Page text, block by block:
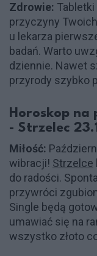
Zdrowie:
przyczyny
u lekarza
badań. Warto
dziennie. Nawet
przyrody szybko
Horoskop na
- Strzelec
Miłość:
wibracji! Strzelce
do radości.
przywróci
Single będą
umawiać się na
wszystko złoto